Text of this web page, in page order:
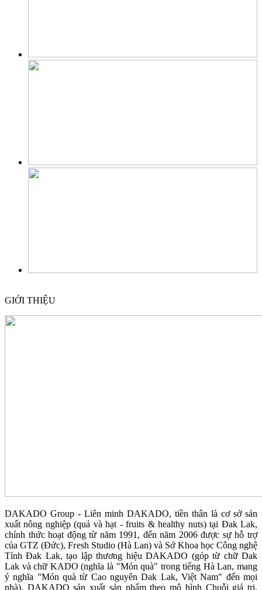
GIỚI THIỆU
DAKADO Group - Liên minh DAKADO, tiền thân là cơ sở sản
xuất nông nghiệp (quả và hạt - fruits & healthy nuts) tại Đak Lak,
chính thức hoạt động từ năm 1991, đến năm 2006 được sự hỗ trợ
của GTZ (Đức), Fresh Studio (Hà Lan) và Sở Khoa học Công nghệ
Tỉnh Đak Lak, tạo lập thương hiệu DAKADO (góp từ chữ Dak
Lak và chữ KADO (nghĩa là "Món quà" trong tiếng Hà Lan, mang
ý nghĩa "Món quà từ Cao nguyên Dak Lak, Việt Nam" đến mọi
nhà), DAKADO sản xuất sản phẩm theo mô hình Chuỗi giá trị,